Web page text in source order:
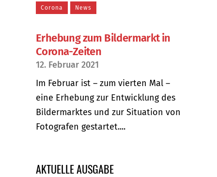
Corona News
Erhebung zum Bildermarkt in
Corona-Zeiten
12. Februar 2021
Im Februar ist – zum vierten Mal –
eine Erhebung zur Entwicklung des
Bildermarktes und zur Situation von
Fotografen gestartet....
AKTUELLE AUSGABE